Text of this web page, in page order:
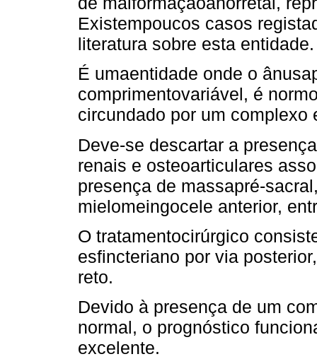
Existempoucos casos
literatura sobre esta entidade.
É umaentidade onde o
comprimentovariável, é
circundado por um complexo
Deve-se descartar a
renais e osteoarticulares
presença de massapré-
mielomeingocele anterior,
O tratamentocirúrgico
esfincteriano por via
reto.
Devido à presença de um
normal, o prognóstico
excelente.